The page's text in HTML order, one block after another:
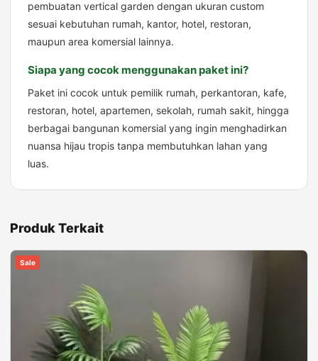
pembuatan vertical garden dengan ukuran custom
sesuai kebutuhan rumah, kantor, hotel, restoran,
maupun area komersial lainnya.
Siapa yang cocok menggunakan paket ini?
Paket ini cocok untuk pemilik rumah, perkantoran, kafe,
restoran, hotel, apartemen, sekolah, rumah sakit, hingga
berbagai bangunan komersial yang ingin menghadirkan
nuansa hijau tropis tanpa membutuhkan lahan yang
luas.
Produk Terkait
Sale